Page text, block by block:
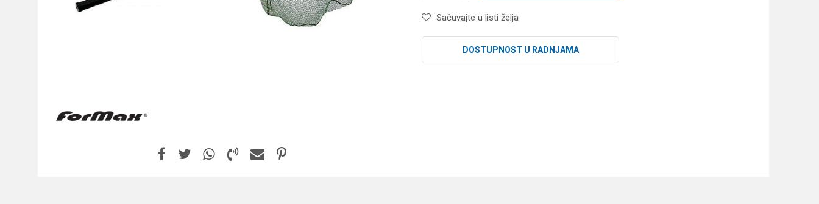
Sačuvajte u listi želja
DOSTUPNOST U RADNJAMA